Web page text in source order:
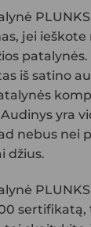
jei ieškote
patalynės.
iš satino
yra
nebus nei
džius.